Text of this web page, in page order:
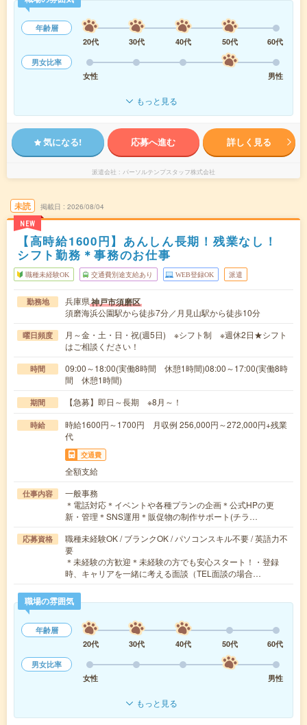
年齢層
20代
30代 40代 50代
60代
男女比率
女性
男性
もっと見る
気になる! 応募へ進む 詳しく見る
派遣会社 パーソルテンプスタッフ株式会社
未読
NEW
掲載日 2026/08/04
【高時給1600円】あんしん長期！残業なし！
シフト勤務＊事務のお仕事
職種未経験OK 交通費別途支給あり WEB登録OK 派遣
勤務地 兵庫県神戸市須磨区
須磨海浜公園駅から徒歩7分／月見山駅から徒歩10分
曜日頻度
月～金・土・日・祝(週5日) ※シフト制 ※週休2日★シフト
はご相談ください！
時間
09:00～18:00(実働8時間 休憩1時間)08:00～17:00(実働8時
間 休憩1時間)
期間 【急募】即日～長期 ※8月～！
時給
時給1600円～1700円 月収例 256,000円～272,000円+残業
代
交通費
全額支給
仕事内容
一般事務
＊電話対応＊イベントや各種プランの企画＊公式HPの更
新・管理＊SNS運用＊販促物の制作サポート(チラ…
応募資格
職種未経験OK / ブランクOK / パソコンスキル不要 / 英語力不
要
＊未経験の方歓迎＊未経験の方でも安心スタート！・登録
時、キャリアを一緒に考える面談（TEL面談の場合…
職場の雰囲気
年齢層
20代
30代 40代 50代
60代
男女比率
女性
男性
もっと見る